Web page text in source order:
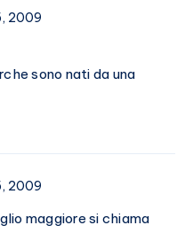
2009
sono nati da una
2009
maggiore si chiama